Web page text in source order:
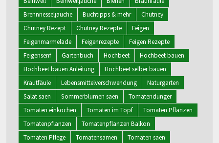
Brennnesseljauche
Buchtipps & mehr
Chutney
Chutney Rezept
Chutney Rezepte
Feigen
Feigenmarmelade
Feigenrezepte
Feigen Rezepte
Feigensenf
Gartenbuch Hochbeet
Hochbeet bauen
Hochbeet bauen Anleitung
Hochbeet selber bauen
Krautfäule
Lebensmittelverschwendung
Naturgarten
Salat säen
Sommerblumen säen
Tomatendünger
Tomaten einkochen
Tomaten im Topf
Tomaten Pflanzen
Tomatenpflanzen
Tomatenpflanzen Balkon
Tomaten Pflege
Tomatensamen Tomaten säen